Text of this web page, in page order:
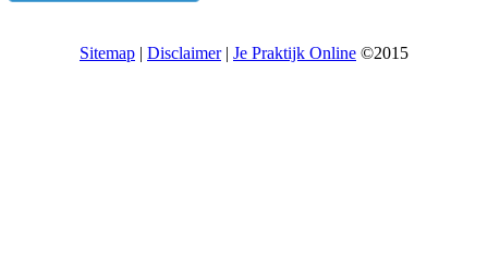
Sitemap | Disclaimer| Je Praktijk Online ©2015